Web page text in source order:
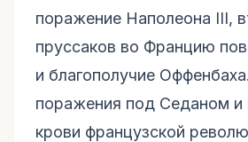
поражение Наполеона III,
пруссаков во Францию
и благополучие
поражения под Седаном и
крови французской